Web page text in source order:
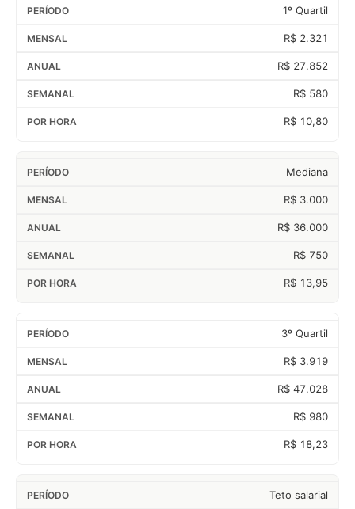
1º Quartil
R$ 2.321
R$ 27.852
R$ 580
R$ 10,80
Mediana
R$ 3.000
R$ 36.000
R$ 750
R$ 13,95
3º Quartil
R$ 3.919
R$ 47.028
R$ 980
R$ 18,23
Teto salarial